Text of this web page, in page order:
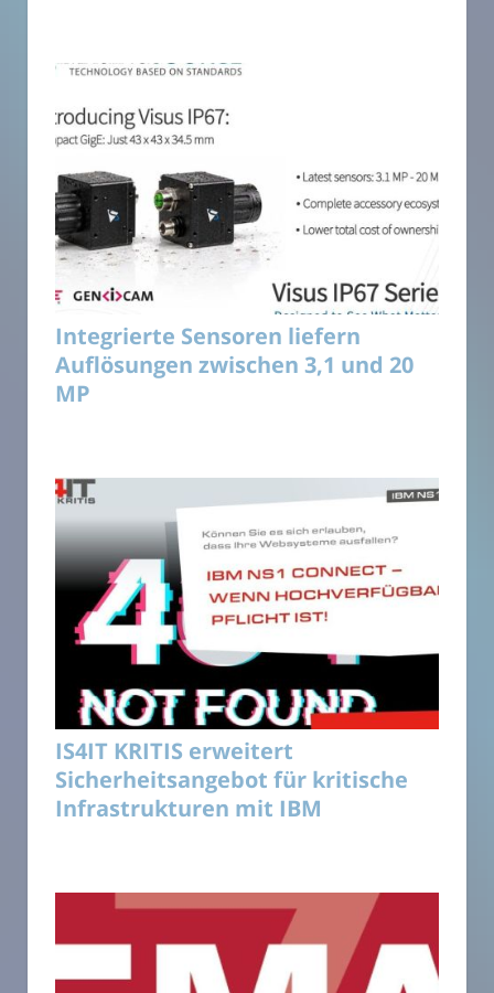
Integrierte Sensoren liefern
Auflösungen zwischen 3,1 und 20
MP
IS4IT KRITIS erweitert
Sicherheitsangebot für kritische
Infrastrukturen mit IBM